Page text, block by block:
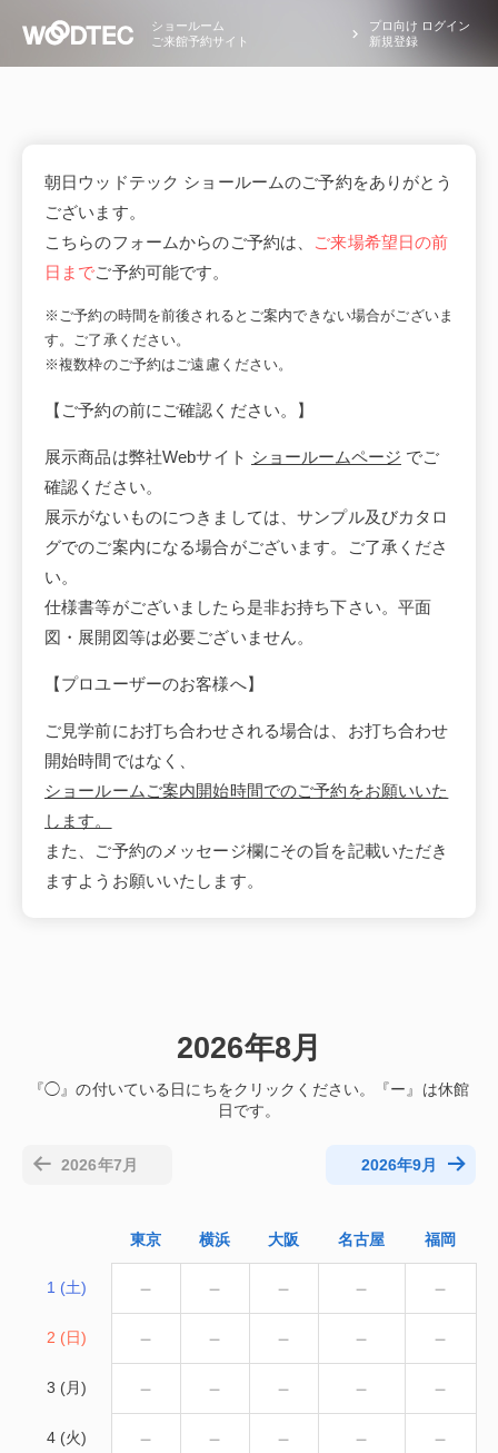
ショールーム
ご来館予約サイト
プロ向け ログイン
新規登録
朝日ウッドテック ショールームのご予約をありがとう
ございます。
こちらのフォームからのご予約は、
ご来場希望日の前
日までご予約可能です。
※ご予約の時間を前後されるとご案内できない場合がございま
す。ご了承ください。
※複数枠のご予約はご遠慮ください。
【ご予約の前にご確認ください。】
展示商品は弊社Webサイト ショールームページ でご
確認ください。
展示がないものにつきましては、サンプル及びカタロ
グでのご案内になる場合がございます。ご了承くださ
い。
仕様書等がございましたら是非お持ち下さい。平面
図・展開図等は必要ございません。
【プロユーザーのお客様へ】
ご見学前にお打ち合わせされる場合は、お打ち合わせ
開始時間ではなく、
ショールームご案内開始時間でのご予約をお願いいた
します。
また、ご予約のメッセージ欄にその旨を記載いただき
ますようお願いいたします。
2026年8月
東京 横浜 大阪 名古屋 福岡
1 (土) － － － － －
2 (日) － － － － －
3 (月) － － － － －
4 (火) － － － － －
2026年7月 2026年9月